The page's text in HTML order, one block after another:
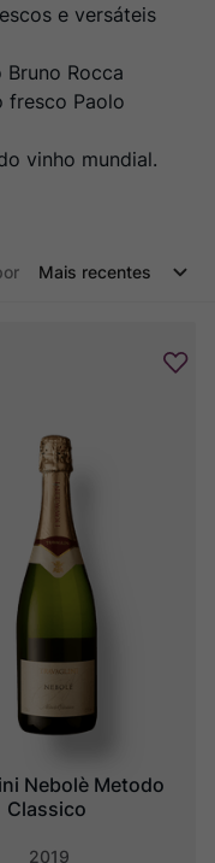
e versáteis
Rocca
fresco Paolo
vinho mundial.
Mais recentes
Nebolè Metodo
Classico
2019